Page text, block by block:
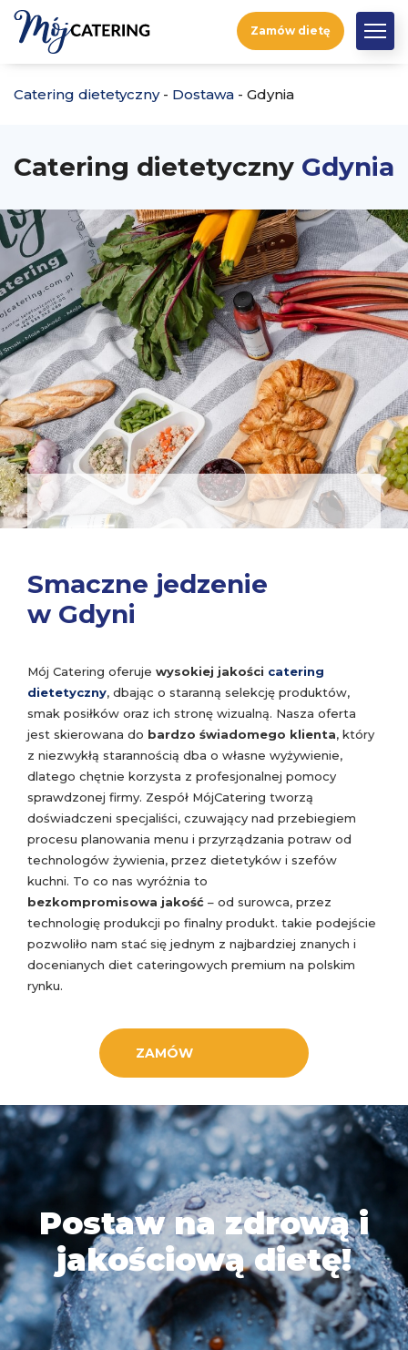
Zamów dietę
Catering dietetyczny- Dostawa - Gdynia
Catering dietetyczny Gdynia
Smaczne jedzenie
w Gdyni
Mój Catering oferuje wysokiej jakości catering
dietetyczny, dbając o staranną selekcję produktów,
smak posiłków oraz ich stronę wizualną. Nasza oferta
jest skierowana do bardzo świadomego klienta, który
z niezwykłą starannością dba o własne wyżywienie,
dlatego chętnie korzysta z profesjonalnej pomocy
sprawdzonej firmy. Zespół MójCatering tworzą
doświadczeni specjaliści, czuwający nad przebiegiem
procesu planowania menu i przyrządzania potraw od
technologów żywienia, przez dietetyków i szefów
kuchni. To co nas wyróżnia to
bezkompromisowa jakość – od surowca, przez
technologię produkcji po finalny produkt. takie podejście
pozwoliło nam stać się jednym z najbardziej znanych i
docenianych diet cateringowych premium na polskim
rynku.
ZAMÓW
Postaw na zdrową i
jakościową dietę!